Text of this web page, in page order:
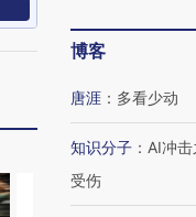
博客
唐涯 ： 多看少动
知识分子 ： AI冲
受伤